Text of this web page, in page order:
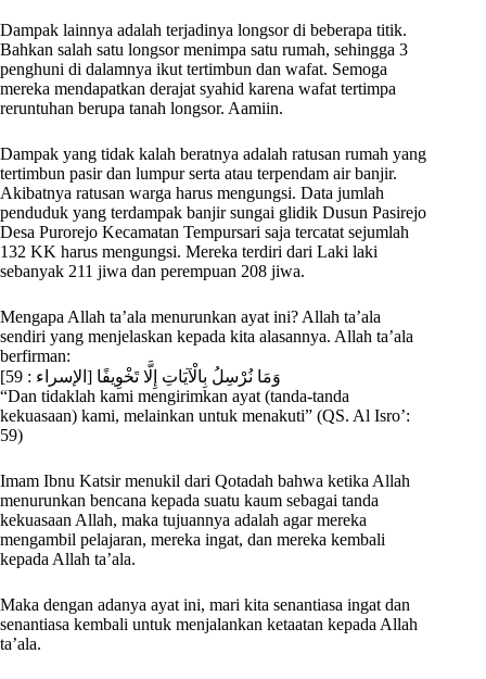
Dampak lainnya adalah terjadinya longsor di beberapa titik.
Bahkan salah satu longsor menimpa satu rumah, sehingga 3
penghuni di dalamnya ikut tertimbun dan wafat. Semoga
mereka mendapatkan derajat syahid karena wafat tertimpa
reruntuhan berupa tanah longsor. Aamiin.
Dampak yang tidak kalah beratnya adalah ratusan rumah yang
tertimbun pasir dan lumpur serta atau terpendam air banjir.
Akibatnya ratusan warga harus mengungsi. Data jumlah
penduduk yang terdampak banjir sungai glidik Dusun Pasirejo
Desa Purorejo Kecamatan Tempursari saja tercatat sejumlah
132 KK harus mengungsi. Mereka terdiri dari Laki laki
sebanyak 211 jiwa dan perempuan 208 jiwa.
Mengapa Allah ta’ala menurunkan ayat ini? Allah ta’ala
sendiri yang menjelaskan kepada kita alasannya. Allah ta’ala
berfirman:
وَمَا نُرْسِلُ بِالْآيَاتِ إِلَّا تَخْوِيفًا [الإسراء : 59]
“Dan tidaklah kami mengirimkan ayat (tanda-tanda
kekuasaan) kami, melainkan untuk menakuti” (QS. Al Isro’:
59)
Imam Ibnu Katsir menukil dari Qotadah bahwa ketika Allah
menurunkan bencana kepada suatu kaum sebagai tanda
kekuasaan Allah, maka tujuannya adalah agar mereka
mengambil pelajaran, mereka ingat, dan mereka kembali
kepada Allah ta’ala.
Maka dengan adanya ayat ini, mari kita senantiasa ingat dan
senantiasa kembali untuk menjalankan ketaatan kepada Allah
ta’ala.